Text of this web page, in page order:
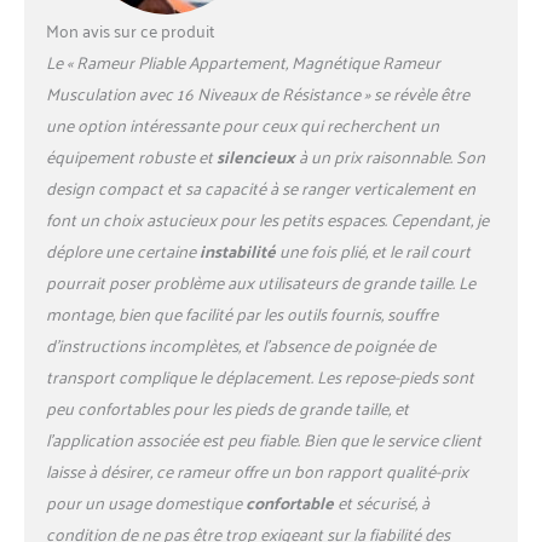
applications telles que
Kinomap et YPOOFIT. Ces
technologies intelligentes
offrent des possibilités
d'entraînement interactives
directement à votre
domicile. Suivez vos progrès
en temps réel, participez à
des courses virtuelles et
bénéficiez de plans
d'entraînement variés qui
stimuleront votre
motivation et enrichiront
votre routine de fitness.
【Résistance magnétique
silencieuse à 16 niveaux】 Le
rameur pliant sollicite
jusqu'à 90 % de vos muscles.
Ils brûlent efficacement des
Mon avis sur ce produit
Le « Rameur Pliable Appartement, Magnétique Rameur
Musculation avec 16 Niveaux de Résistance » se révèle être
une option intéressante pour ceux qui recherchent un
équipement robuste etsilencieuxà un prix raisonnable. Son
design compact et sa capacité à se ranger verticalement en
font un choix astucieux pour les petits espaces. Cependant, je
déplore une certaineinstabilitéune fois plié, et le rail court
pourrait poser problème aux utilisateurs de grande taille. Le
montage, bien que facilité par les outils fournis, souffre
d’instructions incomplètes, et l’absence de poignée de
transport complique le déplacement. Les repose-pieds sont
peu confortables pour les pieds de grande taille, et
l’application associée est peu fiable. Bien que le service client
laisse à désirer, ce rameur offre un bon rapport qualité-prix
pour un usage domestiqueconfortableet sécurisé, à
condition de ne pas être trop exigeant sur la fiabilité des